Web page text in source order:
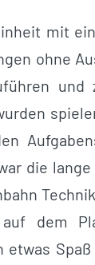
mit
ohne
und
die
dem